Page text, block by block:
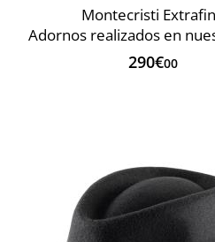
Montecristi
Adornos realizados en
290€00